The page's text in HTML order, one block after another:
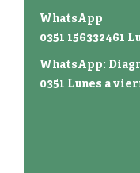
WhatsApp
0351 156332461
WhatsApp:
0351 Lunes a